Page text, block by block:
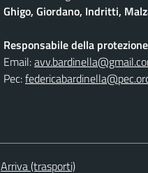
Ghigo, Giordano, Indritti,
Responsabile della
Email:
Pec:
Arriva (trasporti)